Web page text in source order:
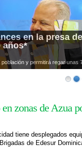
en la presa
años*
población y permitirá regar unas
zonas de Azua
tiene desplegados
de Edesur